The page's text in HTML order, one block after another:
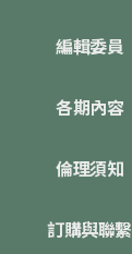
編輯委員
各期內容
倫理須知
訂購與聯繫